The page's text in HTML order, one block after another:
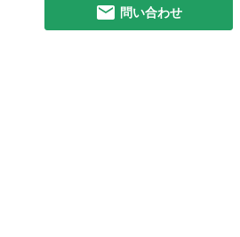
問い合わせ